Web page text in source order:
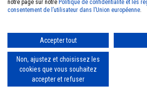
Plan du site Offres promotionnelles Automne 2024
Politique de confidentialité
Catalogues
notre page sur notre Politique de confidentialité et les
consentement de l’utilisateur dans l’Union européenne.
Accepter tout
Non, ajustez et choisissez les
cookies que vous souhaitez
accepter et refuser